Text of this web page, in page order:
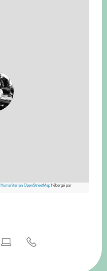
Humanitarian OpenStreetMaphébergé par